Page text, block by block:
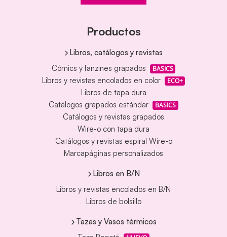
Productos
Libros, catálogos y revistas
Cómics y fanzines grapados
BASICS
Libros y revistas encolados en color ECO+
Libros de tapa dura
Catálogos grapados estándar
BASICS
Catálogos y revistas grapados
Wire-o con tapa dura
Catálogos y revistas espiral Wire-o
Marcapáginas personalizados
Libros en B/N
Libros y revistas encolados en B/N
Libros de bolsillo
Tazas y Vasos térmicos